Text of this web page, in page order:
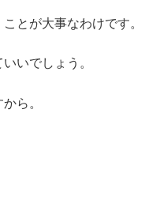
とが大事なわけです。
いでしょう。
ら。